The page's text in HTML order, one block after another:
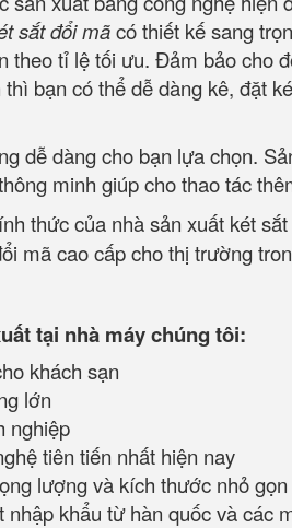
sắt đổi mãcó thiết kế sang
theo tỉ lệ tối ưu. Đảm bảo cho
bạn có thể dễ dàng kê, đặt
dễ dàng cho bạn lựa chọn.
minh giúp cho thao tác
thức của nhà sản xuất két
mã cao cấp cho thị trường
tại nhà máy chúng tôi:
khách sạn
lớn
nghiệp
tiên tiến nhất hiện nay
lượng và kích thước nhỏ gọn
khẩu từ hàn quốc và các